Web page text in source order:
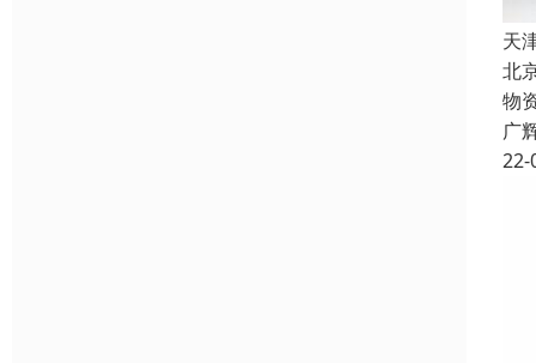
天
北
物
广
22-